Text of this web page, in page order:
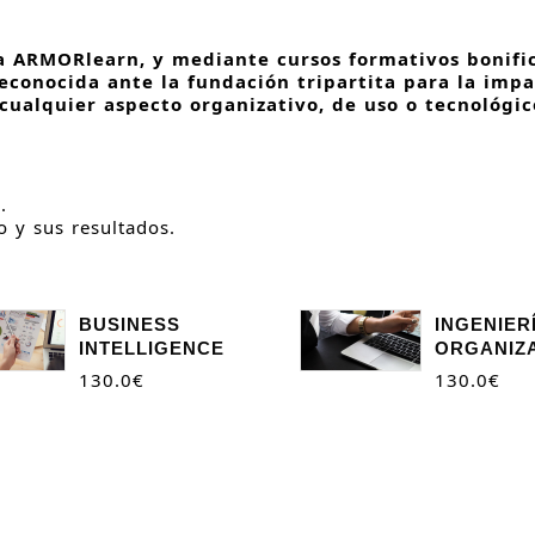
y mediante cursos formativos
ante la fundación tripartita para la
aspecto organizativo, de uso o
y sus resultados.
BUSINESS
INTELLIGENCE
130.0€ 130.0€